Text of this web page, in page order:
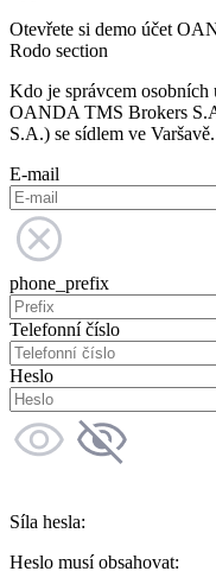
Otevřete si demo účet
Rodo section
Kdo je správcem osobních
OANDA TMS Brokers
S.A.) se sídlem ve Varšavě.
E-mail
phone_prefix
Telefonní číslo
Heslo
Síla hesla:
Heslo musí obsahovat: